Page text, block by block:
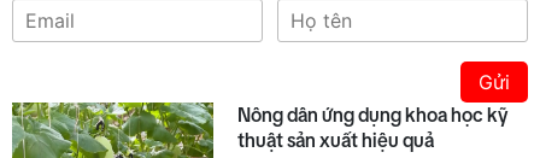
Gửi
Nông dân ứng dụng khoa học kỹ
thuật sản xuất hiệu quả